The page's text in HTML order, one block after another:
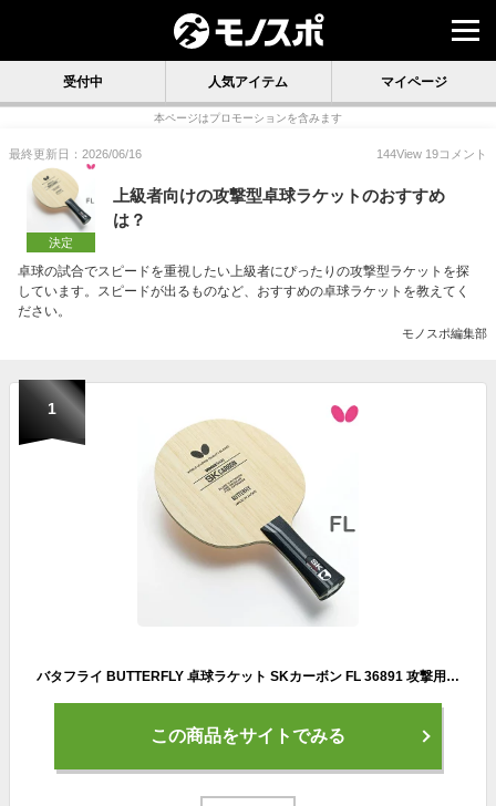
受付中 人気アイテム マイページ
本ページはプロモーションを含みます
最終更新日：2026/06/16 144View 19コメント
決定
上級者向けの攻撃型卓球ラケットのおすすめ
は？
卓球の試合でスピードを重視したい上級者にぴったりの攻撃型ラケットを探
しています。スピードが出るものなど、おすすめの卓球ラケットを教えてく
ださい。
モノスポ編集部
1
バタフライ BUTTERFLY 卓球ラケット SKカーボン FL 36891 攻撃用シェーク ラージボール対応
この商品をサイトでみる